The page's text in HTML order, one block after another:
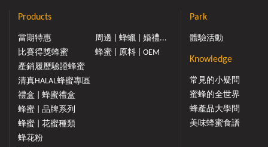
Products
當期特惠
比賽得獎蜂蜜
產銷履歷驗證蜂蜜
清真HALAL蜂蜜專區
禮盒 | 蜂蜜禮盒
蜂蜜 | 品牌系列
蜂蜜 | 花蜜種類
蜂花粉
周邊 | 蜂蠟 | 婚禮...
蜂蜜 | 原料 | OEM
Park
體驗活動
Knowledge
常見的小疑問
蜜蜂的全世界
蜂產品大學問
美味蜂蜜食譜